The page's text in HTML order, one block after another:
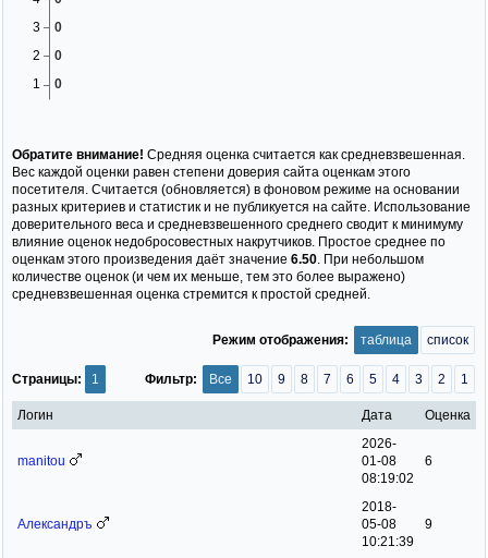
Обратите внимание! Средняя оценка считается как средневзвешенная.
Вес каждой оценки равен степени доверия сайта оценкам этого
посетителя. Считается (обновляется) в фоновом режиме на основании
разных критериев и статистик и не публикуется на сайте. Использование
доверительного веса и средневзвешенного среднего сводит к минимуму
влияние оценок недобросовестных накрутчиков. Простое среднее по
оценкам этого произведения даёт значение 6.50 . При небольшом
количестве оценок (и чем их меньше, тем это более выражено)
средневзвешенная оценка стремится к простой средней.
Режим отображения: таблица список
Все 10 9 8 7 6 5 4 3 2 1
Фильтр:
Страницы: 1
Логин Дата Оценка
manitou
2026-
01-08
08:19:02
6
Александръ
2018-
05-08
10:21:39
9